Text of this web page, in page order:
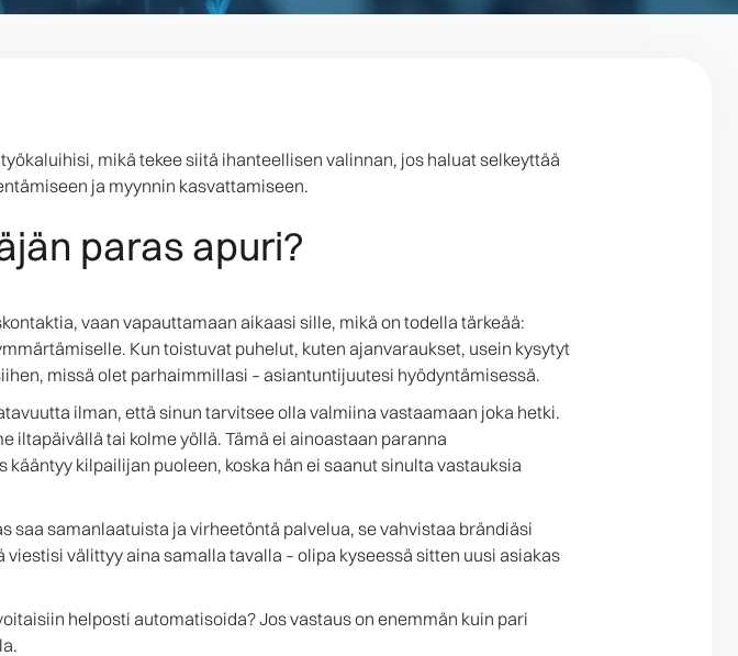
mikä tekee siitä ihanteellisen valinnan, jos haluat selkeyttää
ja myynnin kasvattamiseen.
paras apuri?
vaan vapauttamaan aikaasi sille, mikä on todella tärkeää:
Kun toistuvat puhelut, kuten ajanvaraukset, usein kysytyt
missä olet parhaimmillasi – asiantuntijuutesi hyödyntämisessä.
ilman, että sinun tarvitsee olla valmiina vastaamaan joka hetki.
iltapäivällä tai kolme yöllä. Tämä ei ainoastaan paranna
kilpailijan puoleen, koska hän ei saanut sinulta vastauksia
saa samanlaatuista ja virheetöntä palvelua, se vahvistaa brändiäsi
välittyy aina samalla tavalla – olipa kyseessä sitten uusi asiakas
helposti automatisoida? Jos vastaus on enemmän kuin pari